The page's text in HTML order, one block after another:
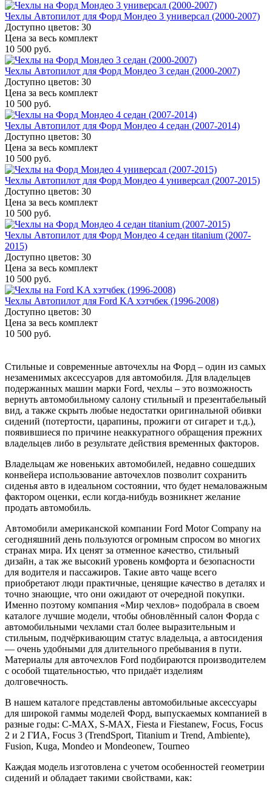
Чехлы Автопилот для Форд Мондео 3 универсал (2000-2007)
Доступно цветов: 30
Цена за весь комплект
10 500 руб.
Чехлы Автопилот для Форд Мондео 3 седан (2000-2007)
Доступно цветов: 30
Цена за весь комплект
10 500 руб.
Чехлы Автопилот для Форд Мондео 4 седан (2007-2014)
Доступно цветов: 30
Цена за весь комплект
10 500 руб.
Чехлы Автопилот для Форд Мондео 4 универсал (2007-2015)
Доступно цветов: 30
Цена за весь комплект
10 500 руб.
Чехлы Автопилот для Форд Мондео 4 седан titanium (2007-
2015)
Доступно цветов: 30
Цена за весь комплект
10 500 руб.
Чехлы Автопилот для Ford KA хэтчбек (1996-2008)
Доступно цветов: 30
Цена за весь комплект
10 500 руб.
Стильные и современные авточехлы на Форд – один из самых
незаменимых аксессуаров для автомобиля. Для владельцев
подержанных машин марки Ford, чехлы – это возможность
вернуть автомобильному салону стильный и презентабельный
вид, а также скрыть любые недостатки оригинальной обивки
сидений (потертости, царапины, прожиги от сигарет и т.д.),
появившиеся по причине неаккуратного обращения прежних
владельцев либо в результате действия временных факторов.
Владельцам же новеньких автомобилей, недавно сошедших
конвейера использование авточехлов позволит сохранить
сиденья авто в идеальном состоянии, что будет немаловажным
фактором оценки, если когда-нибудь возникнет желание
продать автомобиль.
Автомобили американской компании Ford Motor Company на
сегодняшний день пользуются огромным спросом во многих
странах мира. Их ценят за отменное качество, стильный
дизайн, а так же высокий уровень комфорта и безопасности
для водителя и пассажиров. Такие авто чаще всего
приобретают люди практичные, ценящие качество в деталях и
точно знающие, что они ожидают от очередной покупки.
Именно поэтому компания «Мир чехлов» подобрала в своем
каталоге лучшие модели, чтобы обновлённый салон Форда с
автомобильными чехлами стал более выразительным и
стильным, подчёркивающим статус владельца, а автосидения
— очень удобными для длительного пребывания в пути.
Материалы для авточехлов Ford подбираются производителем
с особой тщательностью, что придаёт изделиям
долговечность.
В нашем каталоге представлены автомобильные аксессуары
для широкой гаммы моделей Форд, выпускаемых компанией в
разные годы: C-MAX, S-MAX, Fiesta и Fiestanew, Focus, Focus
2 и 2 ГИА, Focus 3 (TrendSport, Titanium и Trend, Ambiente),
Fusion, Kuga, Mondeo и Mondeonew, Tourneo
Каждая модель изготовлена с учетом особенностей геометрии
сидений и обладает такими свойствами, как: